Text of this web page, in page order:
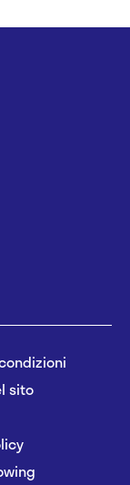
sito